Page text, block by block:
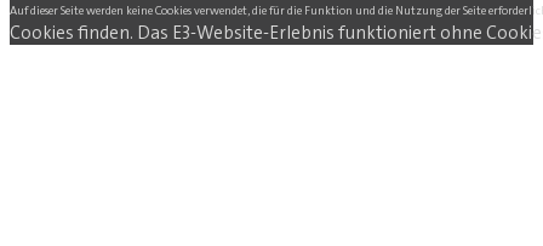
Auf dieser Seite werden keine Cookies verwendet, die für die Funktion und die Nutzung der Seite
Cookies finden. Das E3-Website-Erlebnis funktioniert ohne